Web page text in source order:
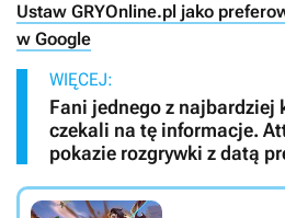
Ustaw GRYOnline.pl jako
w Google
WIĘCEJ:
Fani jednego z najbardziej
czekali na tę informacje.
pokazie rozgrywki z datą